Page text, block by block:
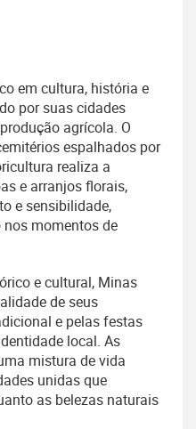
em cultura, história e
por suas cidades
agrícola. O
espalhados por
realiza a
e arranjos florais,
e sensibilidade,
momentos de
e cultural, Minas
de seus
e pelas festas
local. As
mistura de vida
unidas que
as belezas naturais